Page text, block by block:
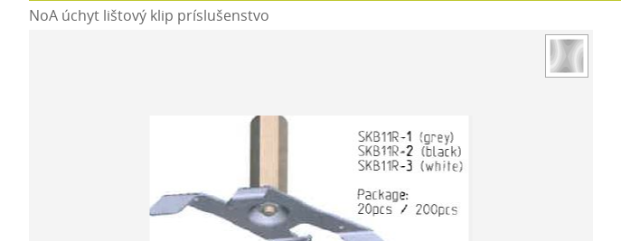
NoA úchyt lištový klip príslušenstvo